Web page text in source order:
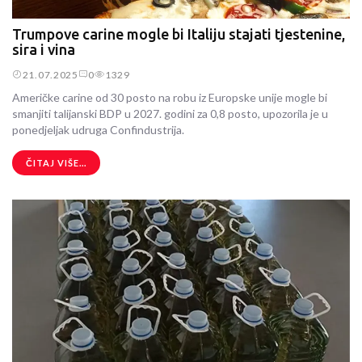
Trumpove carine mogle bi Italiju stajati tjestenine,
sira i vina
21.07.2025 0 1329
Američke carine od 30 posto na robu iz Europske unije mogle bi
smanjiti talijanski BDP u 2027. godini za 0,8 posto, upozorila je u
ponedjeljak udruga Confindustrija.
ČITAJ VIŠE...